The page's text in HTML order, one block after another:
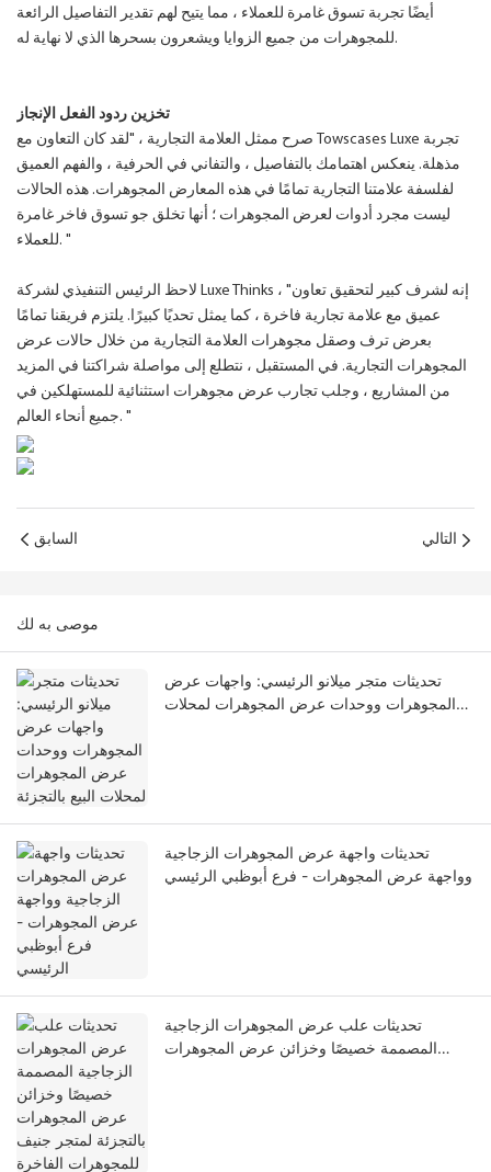
أيضًا تجربة تسوق غامرة للعملاء ، مما يتيح لهم تقدير التفاصيل الرائعة
للمجوهرات من جميع الزوايا ويشعرون بسحرها الذي لا نهاية له.
تخزين ردود الفعل الإنجاز
صرح ممثل العلامة التجارية ، "لقد كان التعاون مع Towscases Luxe تجربة
مذهلة. ينعكس اهتمامك بالتفاصيل ، والتفاني في الحرفية ، والفهم العميق
لفلسفة علامتنا التجارية تمامًا في هذه المعارض المجوهرات. هذه الحالات
ليست مجرد أدوات لعرض المجوهرات ؛ أنها تخلق جو تسوق فاخر غامرة
للعملاء. "
لاحظ الرئيس التنفيذي لشركة Luxe Thinks ، "إنه لشرف كبير لتحقيق تعاون
عميق مع علامة تجارية فاخرة ، كما يمثل تحديًا كبيرًا. يلتزم فريقنا تمامًا
بعرض ترف وصقل مجوهرات العلامة التجارية من خلال حالات عرض
المجوهرات التجارية. في المستقبل ، نتطلع إلى مواصلة شراكتنا في المزيد
من المشاريع ، وجلب تجارب عرض مجوهرات استثنائية للمستهلكين في
جميع أنحاء العالم. "
السابق التالي
موصى به لك
تحديثات متجر ميلانو الرئيسي: واجهات عرض
المجوهرات ووحدات عرض المجوهرات لمحلات
تحديثات واجهة عرض المجوهرات الزجاجية
وواجهة عرض المجوهرات - فرع أبوظبي الرئيسي
تحديثات علب عرض المجوهرات الزجاجية
المصممة خصيصًا وخزائن عرض المجوهرات